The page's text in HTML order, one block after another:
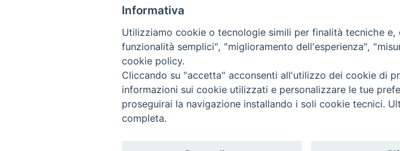
C.ne
Scrivi
Informativa
Utilizziamo cookie o tecnologie simili per finalità tecniche
funzionalità semplici", "miglioramento dell'esperienza",
cookie policy.
Cliccando su "accetta" acconsenti all'utilizzo dei cookie di
informazioni sui cookie utilizzati e personalizzare le tue
proseguirai la navigazione installando i soli cookie tecnici.
completa.